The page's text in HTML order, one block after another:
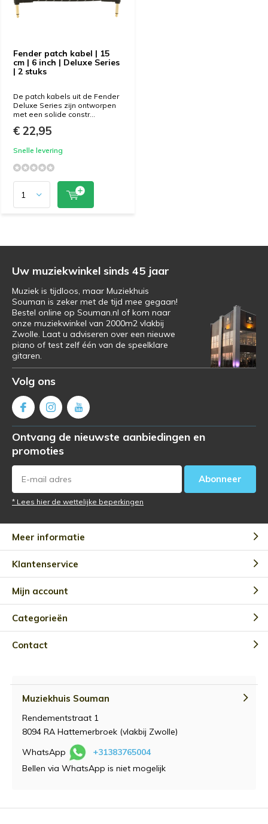
Fender patch kabel | 15
cm | 6 inch | Deluxe Series
| 2 stuks
De patch kabels uit de Fender
Deluxe Series zijn ontworpen
met een solide constr...
€ 22,95
Snelle levering
Uw muziekwinkel sinds 45 jaar
Muziek is tijdloos, maar Muziekhuis
Souman is zeker met de tijd mee gegaan!
Bestel online op Souman.nl of kom naar
onze muziekwinkel van 2000m2 vlakbij
Zwolle. Laat u adviseren over een nieuwe
piano of test zelf één van de speelklare
gitaren.
Volg ons
Ontvang de nieuwste aanbiedingen en
promoties
Abonneer
* Lees hier de wettelijke beperkingen
Meer informatie
Klantenservice
Mijn account
Categorieën
Contact
Muziekhuis Souman
Rendementstraat 1
8094 RA Hattemerbroek (vlakbij Zwolle)
WhatsApp
+31383765004
Bellen via WhatsApp is niet mogelijk